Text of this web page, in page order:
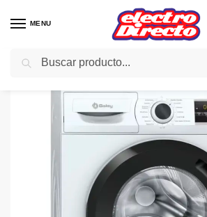
MENU
Inicio Gama blanca Lavadoras